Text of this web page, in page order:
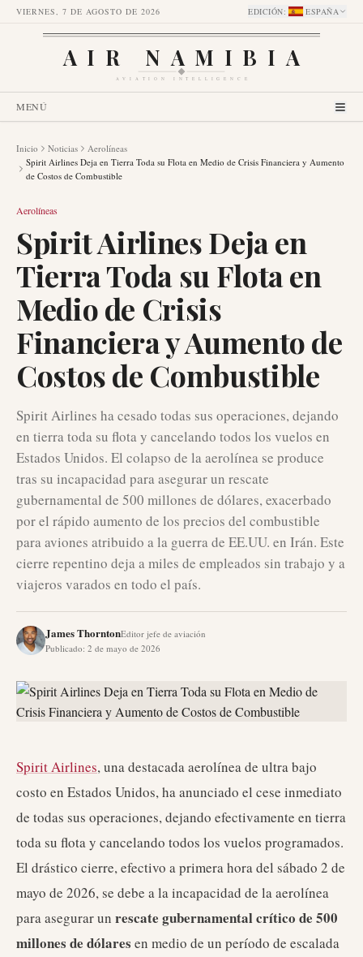
VIERNES, 7 DE AGOSTO DE 2026 EDICIÓN: ESPAÑA
AIR NAMIBIA
AVIATION INTELLIGENCE
MENÚ
Inicio Noticias
Aerolíneas
Spirit Airlines Deja en Tierra Toda su Flota en Medio de Crisis Financiera y Aumento
de Costos de Combustible
Aerolíneas
Spirit Airlines Deja en
Tierra Toda su Flota en
Medio de Crisis
Financiera y Aumento de
Costos de Combustible
Spirit Airlines ha cesado todas sus operaciones, dejando
en tierra toda su flota y cancelando todos los vuelos en
Estados Unidos. El colapso de la aerolínea se produce
tras su incapacidad para asegurar un rescate
gubernamental de 500 millones de dólares, exacerbado
por el rápido aumento de los precios del combustible
para aviones atribuido a la guerra de EE.UU. en Irán. Este
cierre repentino deja a miles de empleados sin trabajo y a
viajeros varados en todo el país.
James ThorntonEditor jefe de aviación
Publicado: 2 de mayo de 2026
Spirit Airlines, una destacada aerolínea de ultra bajo
costo en Estados Unidos, ha anunciado el cese inmediato
de todas sus operaciones, dejando efectivamente en tierra
toda su flota y cancelando todos los vuelos programados.
El drástico cierre, efectivo a primera hora del sábado 2 de
mayo de 2026, se debe a la incapacidad de la aerolínea
para asegurar un rescate gubernamental crítico de 500
millones de dólares en medio de un período de escalada